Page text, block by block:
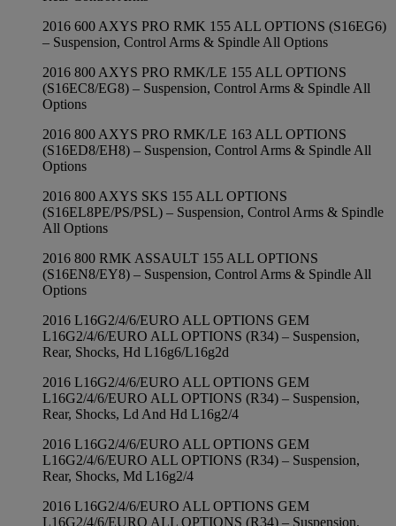
2016 600 AXYS PRO RMK 155 ALL OPTIONS (S16EG6)
– Suspension, Control Arms & Spindle All Options
2016 800 AXYS PRO RMK/LE 155 ALL OPTIONS
(S16EC8/EG8) – Suspension, Control Arms & Spindle All
Options
2016 800 AXYS PRO RMK/LE 163 ALL OPTIONS
(S16ED8/EH8) – Suspension, Control Arms & Spindle All
Options
2016 800 AXYS SKS 155 ALL OPTIONS
(S16EL8PE/PS/PSL) – Suspension, Control Arms & Spindle
All Options
2016 800 RMK ASSAULT 155 ALL OPTIONS
(S16EN8/EY8) – Suspension, Control Arms & Spindle All
Options
2016 L16G2/4/6/EURO ALL OPTIONS GEM
L16G2/4/6/EURO ALL OPTIONS (R34) – Suspension,
Rear, Shocks, Hd L16g6/L16g2d
2016 L16G2/4/6/EURO ALL OPTIONS GEM
L16G2/4/6/EURO ALL OPTIONS (R34) – Suspension,
Rear, Shocks, Ld And Hd L16g2/4
2016 L16G2/4/6/EURO ALL OPTIONS GEM
L16G2/4/6/EURO ALL OPTIONS (R34) – Suspension,
Rear, Shocks, Md L16g2/4
2016 L16G2/4/6/EURO ALL OPTIONS GEM
L16G2/4/6/EURO ALL OPTIONS (R34) – Suspension,